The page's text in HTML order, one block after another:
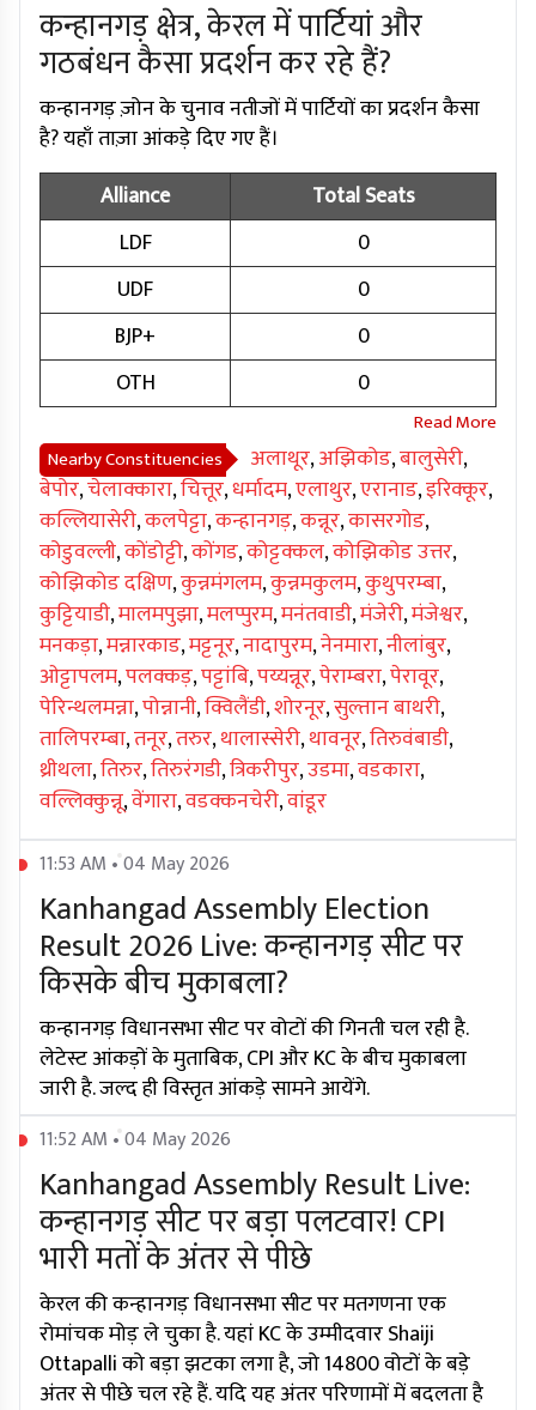
कन्हानगड़ क्षेत्र, केरल में पार्टियां और
गठबंधन कैसा प्रदर्शन कर रहे हैं?
कन्हानगड़ ज़ोन के चुनाव नतीजों में पार्टियों का प्रदर्शन कैसा
है? यहाँ ताज़ा आंकड़े दिए गए हैं।
Alliance
Total Seats
LDF
0
UDF
0
BJP+
0
OTH
0
Nearby Constituencies अलाथूर,अझिकोड,बालुसेरी,
बेपोर,चेलाक्कारा,चित्तूर,धर्मादम,एलाथुर,एरानाड,इरिक्कूर,
कल्लियासेरी,कलपेट्टा,कन्हानगड़,कन्नूर,कासरगोड,
कोडुवल्ली,कोंडोट्टी,कोंगड,कोट्टक्कल,कोझिकोड उत्तर,
कोझिकोड दक्षिण,कुन्नमंगलम,कुन्नमकुलम,कुथुपरम्बा,
कुट्टियाडी,मालमपुझा,मलप्पुरम,मनंतवाडी,मंजेरी,मंजेश्वर,
मनकड़ा,मन्नारकाड,मट्टनूर,नादापुरम,नेनमारा,नीलांबुर,
ओट्टापलम,पलक्कड़,पट्टांबि,पय्यन्नूर,पेराम्बरा,पेरावूर,
पेरिन्थलमन्ना,पोन्नानी,क्विलैंडी,शोरनूर,सुल्तान बाथरी,
तालिपरम्बा,तनूर,तरुर,थालास्सेरी,थावनूर,तिरुवंबाडी,
थ्रीथला,तिरुर,तिरुरंगडी,त्रिकरीपुर,उडमा,वडकारा,
वल्लिक्कुन्नू,वेंगारा,वडक्कनचेरी,वांडूर
11:53 AM • 04 May 2026
Kanhangad Assembly Election
Result 2026 Live: कन्हानगड़ सीट पर
किसके बीच मुकाबला?
कन्हानगड़ विधानसभा सीट पर वोटों की गिनती चल रही है.
लेटेस्ट आंकड़ों के मुताबिक, CPI और KC के बीच मुकाबला
जारी है. जल्द ही विस्तृत आंकड़े सामने आयेंगे.
11:52 AM • 04 May 2026
Kanhangad Assembly Result Live:
कन्हानगड़ सीट पर बड़ा पलटवार! CPI
भारी मतों के अंतर से पीछे
केरल की कन्हानगड़ विधानसभा सीट पर मतगणना एक
रोमांचक मोड़ ले चुका है. यहां KC के उम्मीदवार Shaiji
Ottapalli को बड़ा झटका लगा है, जो 14800 वोटों के बड़े
अंतर से पीछे चल रहे हैं. यदि यह अंतर परिणामों में बदलता है